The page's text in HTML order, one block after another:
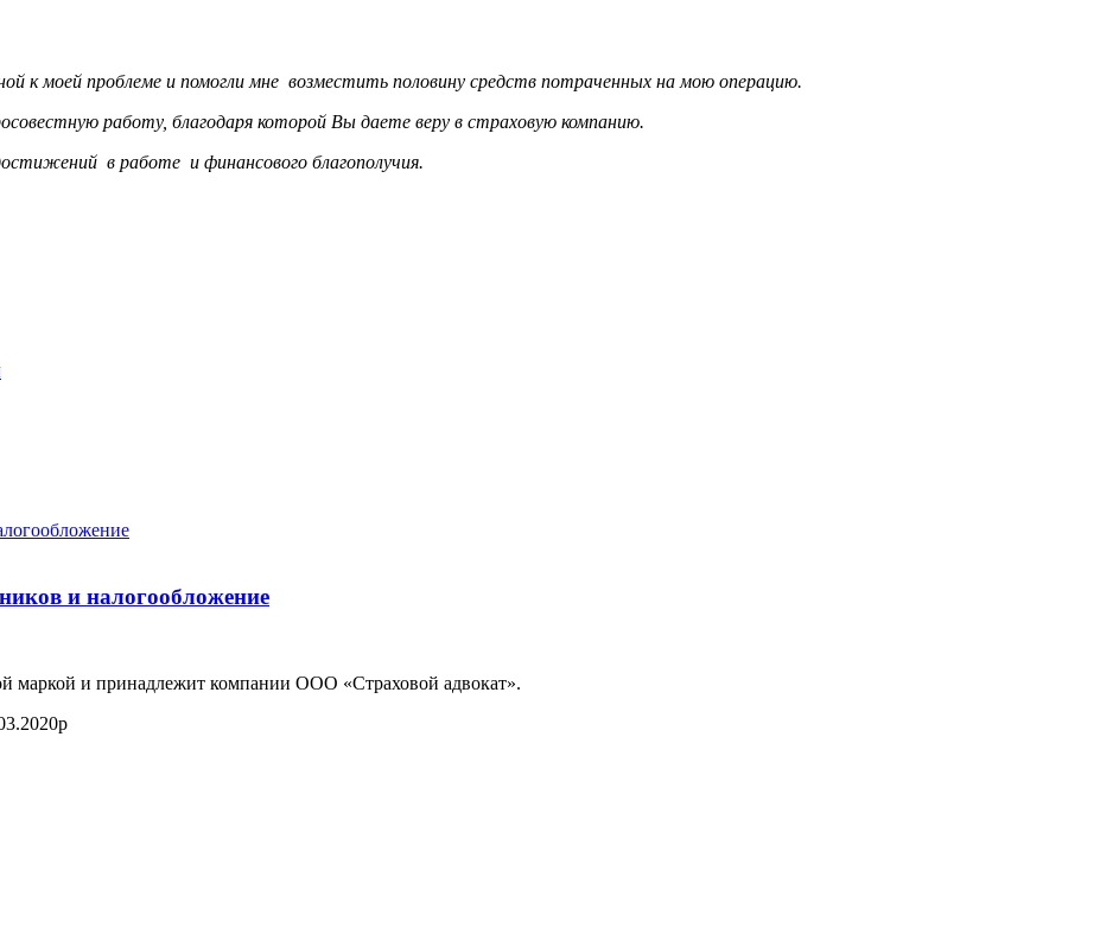
к моей проблеме и помогли мне возместить половину средств потраченных на мою операцию.
работу, благодаря которой Вы даете веру в страховую компанию.
в работе и финансового благополучия.
и налогообложение
маркой и принадлежит компании ООО «Страховой адвокат».